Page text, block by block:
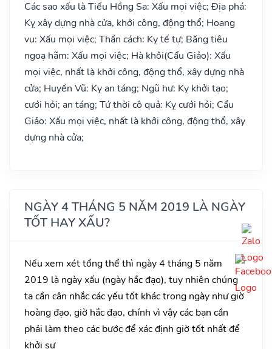
Các sao xấu là Tiểu Hồng Sa: Xấu mọi việc; Địa phá:
Kỵ xây dựng nhà cửa, khởi công, động thổ; Hoang
vu: Xấu mọi việc; Thần cách: Kỵ tế tự; Băng tiêu
ngoạ hãm: Xấu mọi việc; Hà khôi(Cẩu Giảo): Xấu
mọi việc, nhất là khởi công, động thổ, xây dựng nhà
cửa; Huyền Vũ: Kỵ an táng; Ngũ hư: Kỵ khởi tạo;
cưới hỏi; an táng; Tứ thời cô quả: Kỵ cưới hỏi; Cẩu
Giảo: Xấu mọi việc, nhất là khởi công, động thổ, xây
dựng nhà cửa;
NGÀY 4 THÁNG 5 NĂM 2019 LÀ NGÀY
TỐT HAY XẤU?
Nếu xem xét tổng thể thì ngày 4 tháng 5 năm
2019 là ngày xấu (ngày hắc đạo), tuy nhiên chúng
ta cần cân nhắc các yếu tốt khác trong ngày như giờ
hoàng đạo, giờ hắc đạo, chính vì vậy các bạn cần
phải làm theo các bước để xác định giờ tốt nhất để
khởi sự